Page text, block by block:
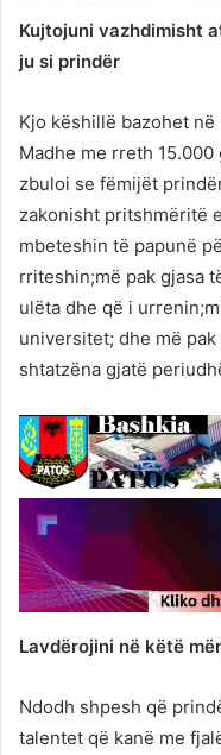
Kujtojuni vazhdimisht
ju si prindër
Kjo këshillë bazohet
Madhe me rreth
zbuloi se fëmijët
zakonisht pritshmëritë
mbeteshin të papunë
rriteshin;më pak gjasa
ulëta dhe që i
universitet; dhe më
shtatzëna gjatë
Lavdërojini në këtë
Ndodh shpesh që
talentet që kanë me